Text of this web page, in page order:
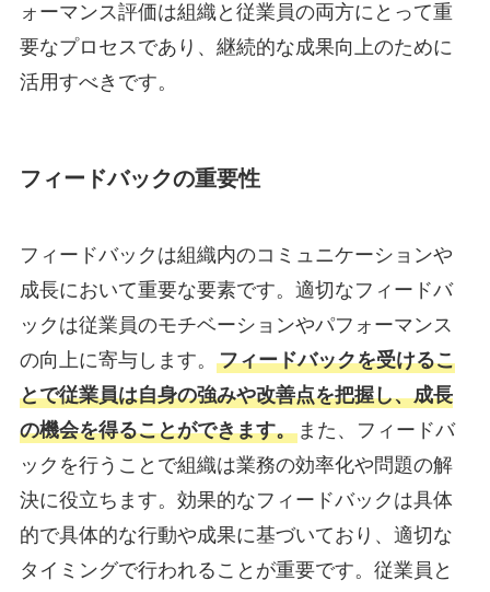
ォーマンス評価は組織と従業員の両方にとって重
要なプロセスであり、継続的な成果向上のために
活用すべきです。
フィードバックの重要性
フィードバックは組織内のコミュニケーションや
成長において重要な要素です。適切なフィードバ
ックは従業員のモチベーションやパフォーマンス
の向上に寄与します。 フィードバックを受けるこ
とで従業員は自身の強みや改善点を把握し、成長
の機会を得ることができます。また、フィードバ
ックを行うことで組織は業務の効率化や問題の解
決に役立ちます。効果的なフィードバックは具体
的で具体的な行動や成果に基づいており、適切な
タイミングで行われることが重要です。従業員と